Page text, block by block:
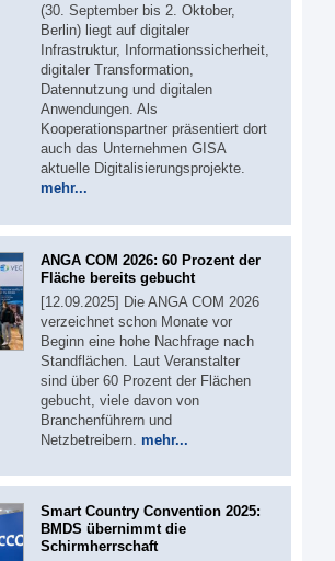
(30. September bis 2. Oktober,
Berlin) liegt auf digitaler
Infrastruktur, Informationssicherheit,
digitaler Transformation,
Datennutzung und digitalen
Anwendungen. Als
Kooperationspartner präsentiert dort
auch das Unternehmen GISA
aktuelle Digitalisierungsprojekte.
mehr...
ANGA COM 2026: 60 Prozent der
Fläche bereits gebucht
[12.09.2025] Die ANGA COM 2026
verzeichnet schon Monate vor
Beginn eine hohe Nachfrage nach
Standflächen. Laut Veranstalter
sind über 60 Prozent der Flächen
gebucht, viele davon von
Branchenführern und
Netzbetreibern. mehr...
Smart Country Convention 2025:
BMDS übernimmt die
Schirmherrschaft